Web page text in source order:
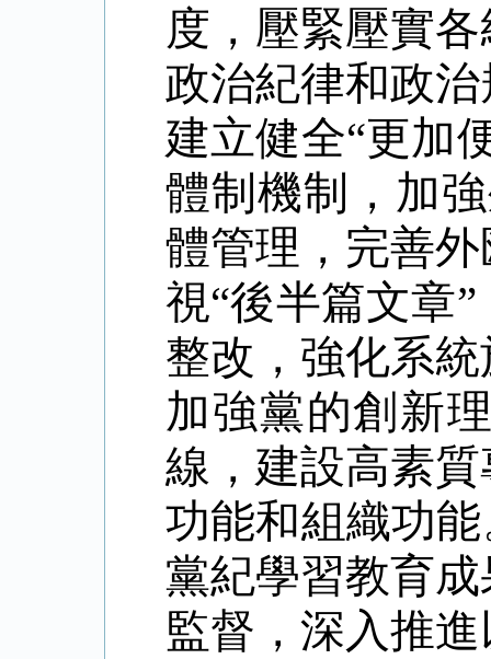
度，壓緊壓實
政治紀律和政
建立健全“更加
體制機制，加
體管理，完善
視“後半篇文章
整改，強化系
加強黨的創新
線，建設高素
功能和組織功
黨紀學習教育
監督，深入推